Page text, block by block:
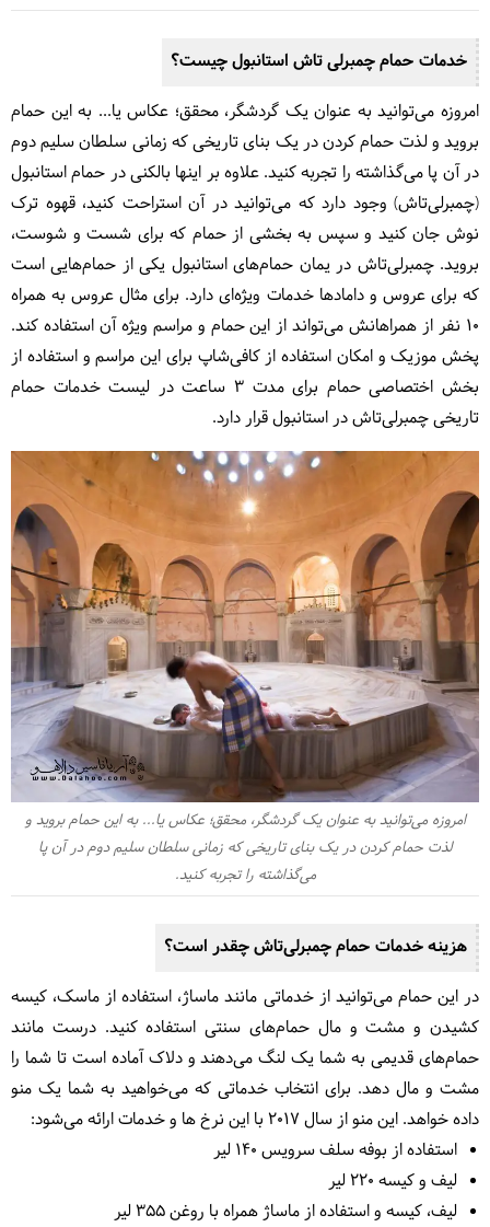
خدمات حمام چمبرلی تاش استانبول چیست؟
امروزه می‌توانید به عنوان یک گردشگر، محقق؛ عکاس یا... به این حمام
بروید و لذت حمام کردن در یک بنای تاریخی که زمانی سلطان سلیم دوم
در آن پا می‌گذاشته را تجربه کنید. علاوه بر اینها بالکنی در حمام استانبول
(چمبرلی‌تاش) وجود دارد که می‌توانید در آن استراحت کنید، قهوه ترک
نوش جان کنید و سپس به بخشی از حمام که برای شست و شوست،
بروید. چمبرلی‌تاش در یمان حمام‌های استانبول یکی از حمام‌هایی است
که برای عروس‌ و دامادها خدمات ویژه‌ای دارد. برای مثال عروس به همراه
10 نفر از همراهانش می‌تواند از این حمام و مراسم ویژه آن استفاده کند.
پخش موزیک و امکان استفاده از کافی‌شاپ برای این مراسم و استفاده از
بخش اختصاصی حمام برای مدت 3 ساعت در لیست خدمات حمام
تاریخی چمبرلی‌تاش در استانبول قرار دارد.
امروزه می‌توانید به عنوان یک گردشگر، محقق؛ عکاس یا... به این حمام بروید و
لذت حمام کردن در یک بنای تاریخی که زمانی سلطان سلیم دوم در آن پا
می‌گذاشته را تجربه کنید.
هزینه خدمات حمام چمبرلی‌تاش چقدر است؟
در این حمام می‌توانید از خدماتی مانند ماساژ، استفاده از ماسک، کیسه
کشیدن و مشت و مال حمام‌های سنتی استفاده کنید. درست مانند
حمام‌های قدیمی به شما یک لنگ می‌دهند و دلاک آماده است تا شما را
مشت و مال دهد. برای انتخاب خدماتی که می‌خواهید به شما یک منو
داده خواهد. این منو از سال 2017 با این نرخ ها و خدمات ارائه می‌شود:
استفاده از بوفه سلف سرویس 140 لیر
لیف و کیسه 220 لیر
لیف، کیسه و استفاده از ماساژ همراه با روغن 355 لیر